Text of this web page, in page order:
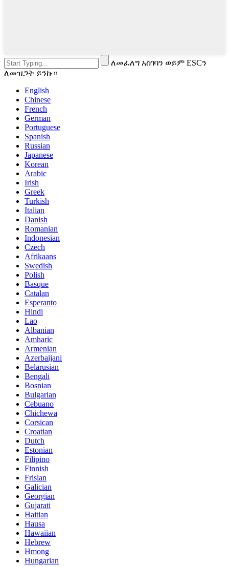
ለመፈለግ አስገባን ወይም ESCን
ለመዝጋት ይንኩ።
English
Chinese
French
German
Portuguese
Spanish
Russian
Japanese
Korean
Arabic
Irish
Greek
Turkish
Italian
Danish
Romanian
Indonesian
Czech
Afrikaans
Swedish
Polish
Basque
Catalan
Esperanto
Hindi
Lao
Albanian
Amharic
Armenian
Azerbaijani
Belarusian
Bengali
Bosnian
Bulgarian
Cebuano
Chichewa
Corsican
Croatian
Dutch
Estonian
Filipino
Finnish
Frisian
Galician
Georgian
Gujarati
Haitian
Hausa
Hawaiian
Hebrew
Hmong
Hungarian